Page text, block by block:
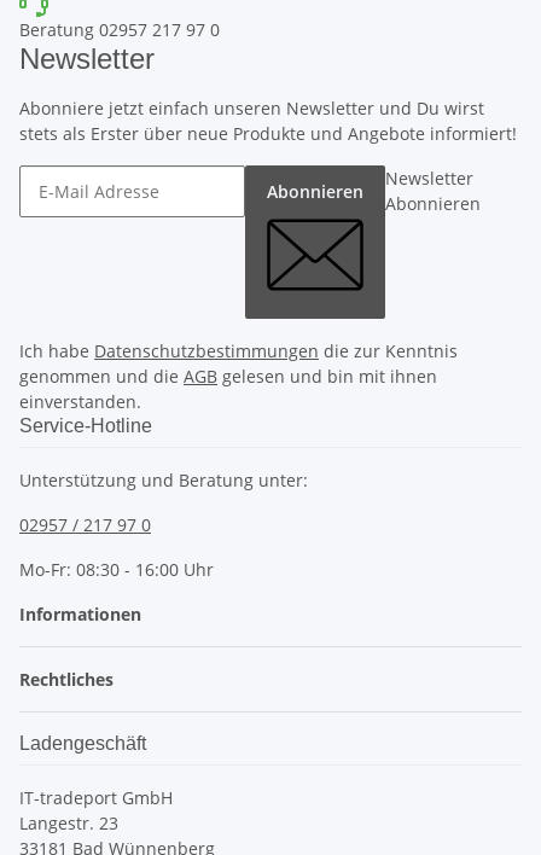
Beratung 02957 217 97 0
Newsletter
Abonniere jetzt einfach unseren Newsletter und Du wirst
stets als Erster über neue Produkte und Angebote informiert!
Abonnieren
Newsletter
Abonnieren
Ich habe Datenschutzbestimmungen die zur Kenntnis
genommen und die AGB gelesen und bin mit ihnen
einverstanden.
Service-Hotline
Unterstützung und Beratung unter:
02957 / 217 97 0
Mo-Fr: 08:30 - 16:00 Uhr
Informationen
Rechtliches
Ladengeschäft
IT-tradeport GmbH
Langestr. 23
33181 Bad Wünnenberg